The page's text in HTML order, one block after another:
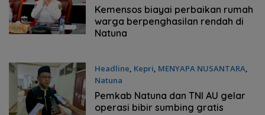
Jumat, 07/08/2026 - 19:25 WIB
Kemensos biayai perbaikan rumah
warga berpenghasilan rendah di
Natuna
Headline, Kepri, MENYAPA NUSANTARA,
Natuna
Jumat, 07/08/2026 - 19:22 WIB
Pemkab Natuna dan TNI AU gelar
operasi bibir sumbing gratis